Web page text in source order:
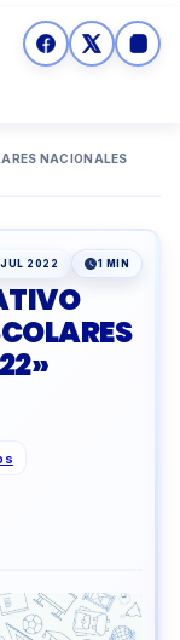
NACIONALES
JUL 2022 1 MIN